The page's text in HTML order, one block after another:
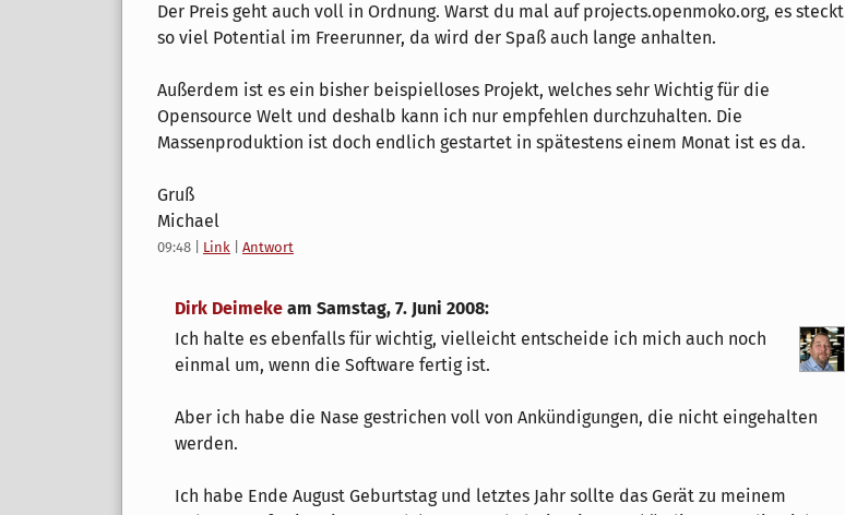
Der Preis geht auch voll in Ordnung. Warst du mal auf projects.openmoko.org, es steckt
so viel Potential im Freerunner, da wird der Spaß auch lange anhalten.
Außerdem ist es ein bisher beispielloses Projekt, welches sehr Wichtig für die
Opensource Welt und deshalb kann ich nur empfehlen durchzuhalten. Die
Massenproduktion ist doch endlich gestartet in spätestens einem Monat ist es da.
Gruß
Michael
09:48 Link Antwort
Dirk Deimeke am Samstag, 7. Juni 2008:
Ich halte es ebenfalls für wichtig, vielleicht entscheide ich mich auch noch
einmal um, wenn die Software fertig ist.
Aber ich habe die Nase gestrichen voll von Ankündigungen, die nicht eingehalten
werden.
Ich habe Ende August Geburtstag und letztes Jahr sollte das Gerät zu meinem